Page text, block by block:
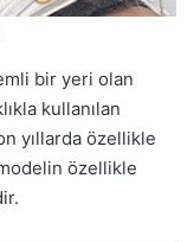
bir yeri olan
kullanılan
yıllarda özellikle
özellikle